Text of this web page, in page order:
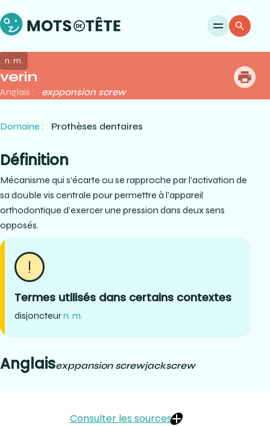
verin
n. m.
Anglais : exppansion screw
Domaine : Prothèses dentaires
Définition
Mécanisme qui s’écarte ou se rapproche par l’activation de
sa double vis centrale pour permettre à l’appareil
orthodontique d’exercer une pression dans deux sens
opposés.
Termes utilisés dans certains contextes
disjoncteurn. m.
Anglaisexppansion screwjackscrew
Consulter les sources